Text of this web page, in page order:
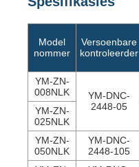
Model
nommer
Versoenbare
kontroleerder
YM-ZN-
008NLK
YM-DNC-
2448-05
YM-ZN-
025NLK
YM-ZN-
050NLK
YM-DNC-
2448-105